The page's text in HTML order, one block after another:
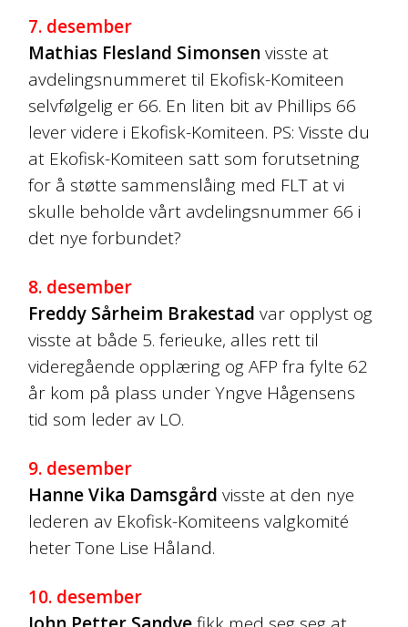
7. desember
Mathias Flesland Simonsen visste at
avdelingsnummeret til Ekofisk-Komiteen
selvfølgelig er 66. En liten bit av Phillips 66
lever videre i Ekofisk-Komiteen. PS: Visste du
at Ekofisk-Komiteen satt som forutsetning
for å støtte sammenslåing med FLT at vi
skulle beholde vårt avdelingsnummer 66 i
det nye forbundet?
8. desember
Freddy Sårheim Brakestad var opplyst og
visste at både 5. ferieuke, alles rett til
videregående opplæring og AFP fra fylte 62
år kom på plass under Yngve Hågensens
tid som leder av LO.
9. desember
Hanne Vika Damsgård visste at den nye
lederen av Ekofisk-Komiteens valgkomité
heter Tone Lise Håland.
10. desember